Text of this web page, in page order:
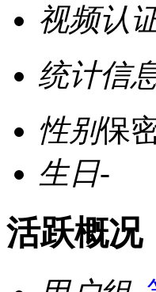
视频认
统计信
性别保
生日-
活跃概况